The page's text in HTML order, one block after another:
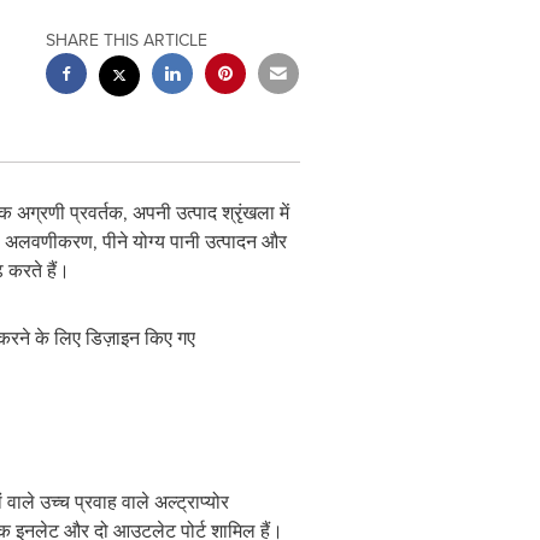
SHARE THIS ARTICLE
प्रवर्तक, अपनी उत्पाद श्रृंखला में
पीने योग्य पानी उत्पादन और
करते हैं।
के लिए डिज़ाइन किए गए
उच्च प्रवाह वाले अल्ट्राप्योर
इनलेट और दो आउटलेट पोर्ट शामिल हैं।